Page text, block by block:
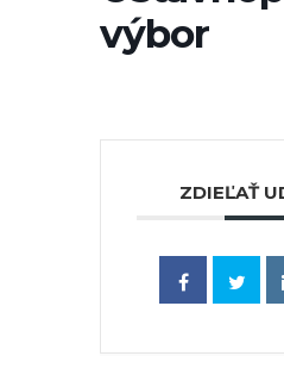
výbor
ZDIEĽAŤ